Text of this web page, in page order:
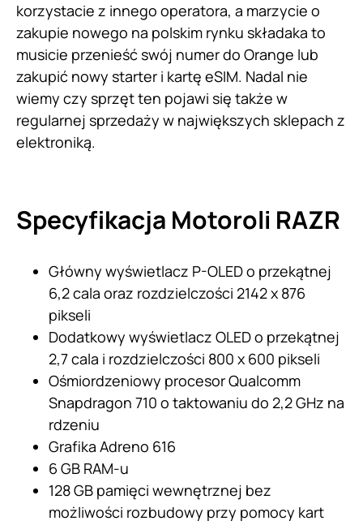
korzystacie z innego operatora, a marzycie o
zakupie nowego na polskim rynku składaka to
musicie przenieść swój numer do Orange lub
zakupić nowy starter i kartę eSIM. Nadal nie
wiemy czy sprzęt ten pojawi się także w
regularnej sprzedaży w największych sklepach z
elektroniką.
Specyfikacja Motoroli RAZR
Główny wyświetlacz P-OLED o przekątnej
6,2 cala oraz rozdzielczości 2142 x 876
pikseli
Dodatkowy wyświetlacz OLED o przekątnej
2,7 cala i rozdzielczości 800 x 600 pikseli
Ośmiordzeniowy procesor Qualcomm
Snapdragon 710 o taktowaniu do 2,2 GHz na
rdzeniu
Grafika Adreno 616
6 GB RAM-u
128 GB pamięci wewnętrznej bez
możliwości rozbudowy przy pomocy kart